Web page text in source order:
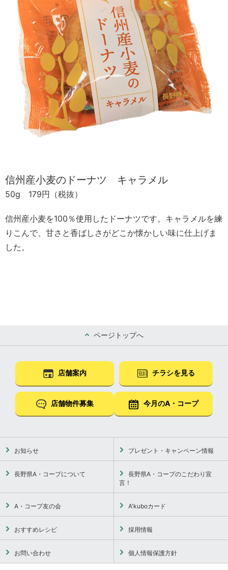
信州産小麦のドーナツ キャラメル
50g 179円（税抜）
信州産小麦を100％使用したドーナツです。キャラメルを練
りこんで、甘さと香ばしさがどこか懐かしい味に仕上げま
した。
ページトップへ
店舗案内 チラシを見る
店舗物件募集 今月のA・コープ
お知らせ プレゼント・キャンペーン情報
長野県A・コープについて
長野県A・コープのこだわり宣
言！
A・コープ友の会 A'kuboカード
おすすめレシピ 採用情報
お問い合わせ 個人情報保護方針